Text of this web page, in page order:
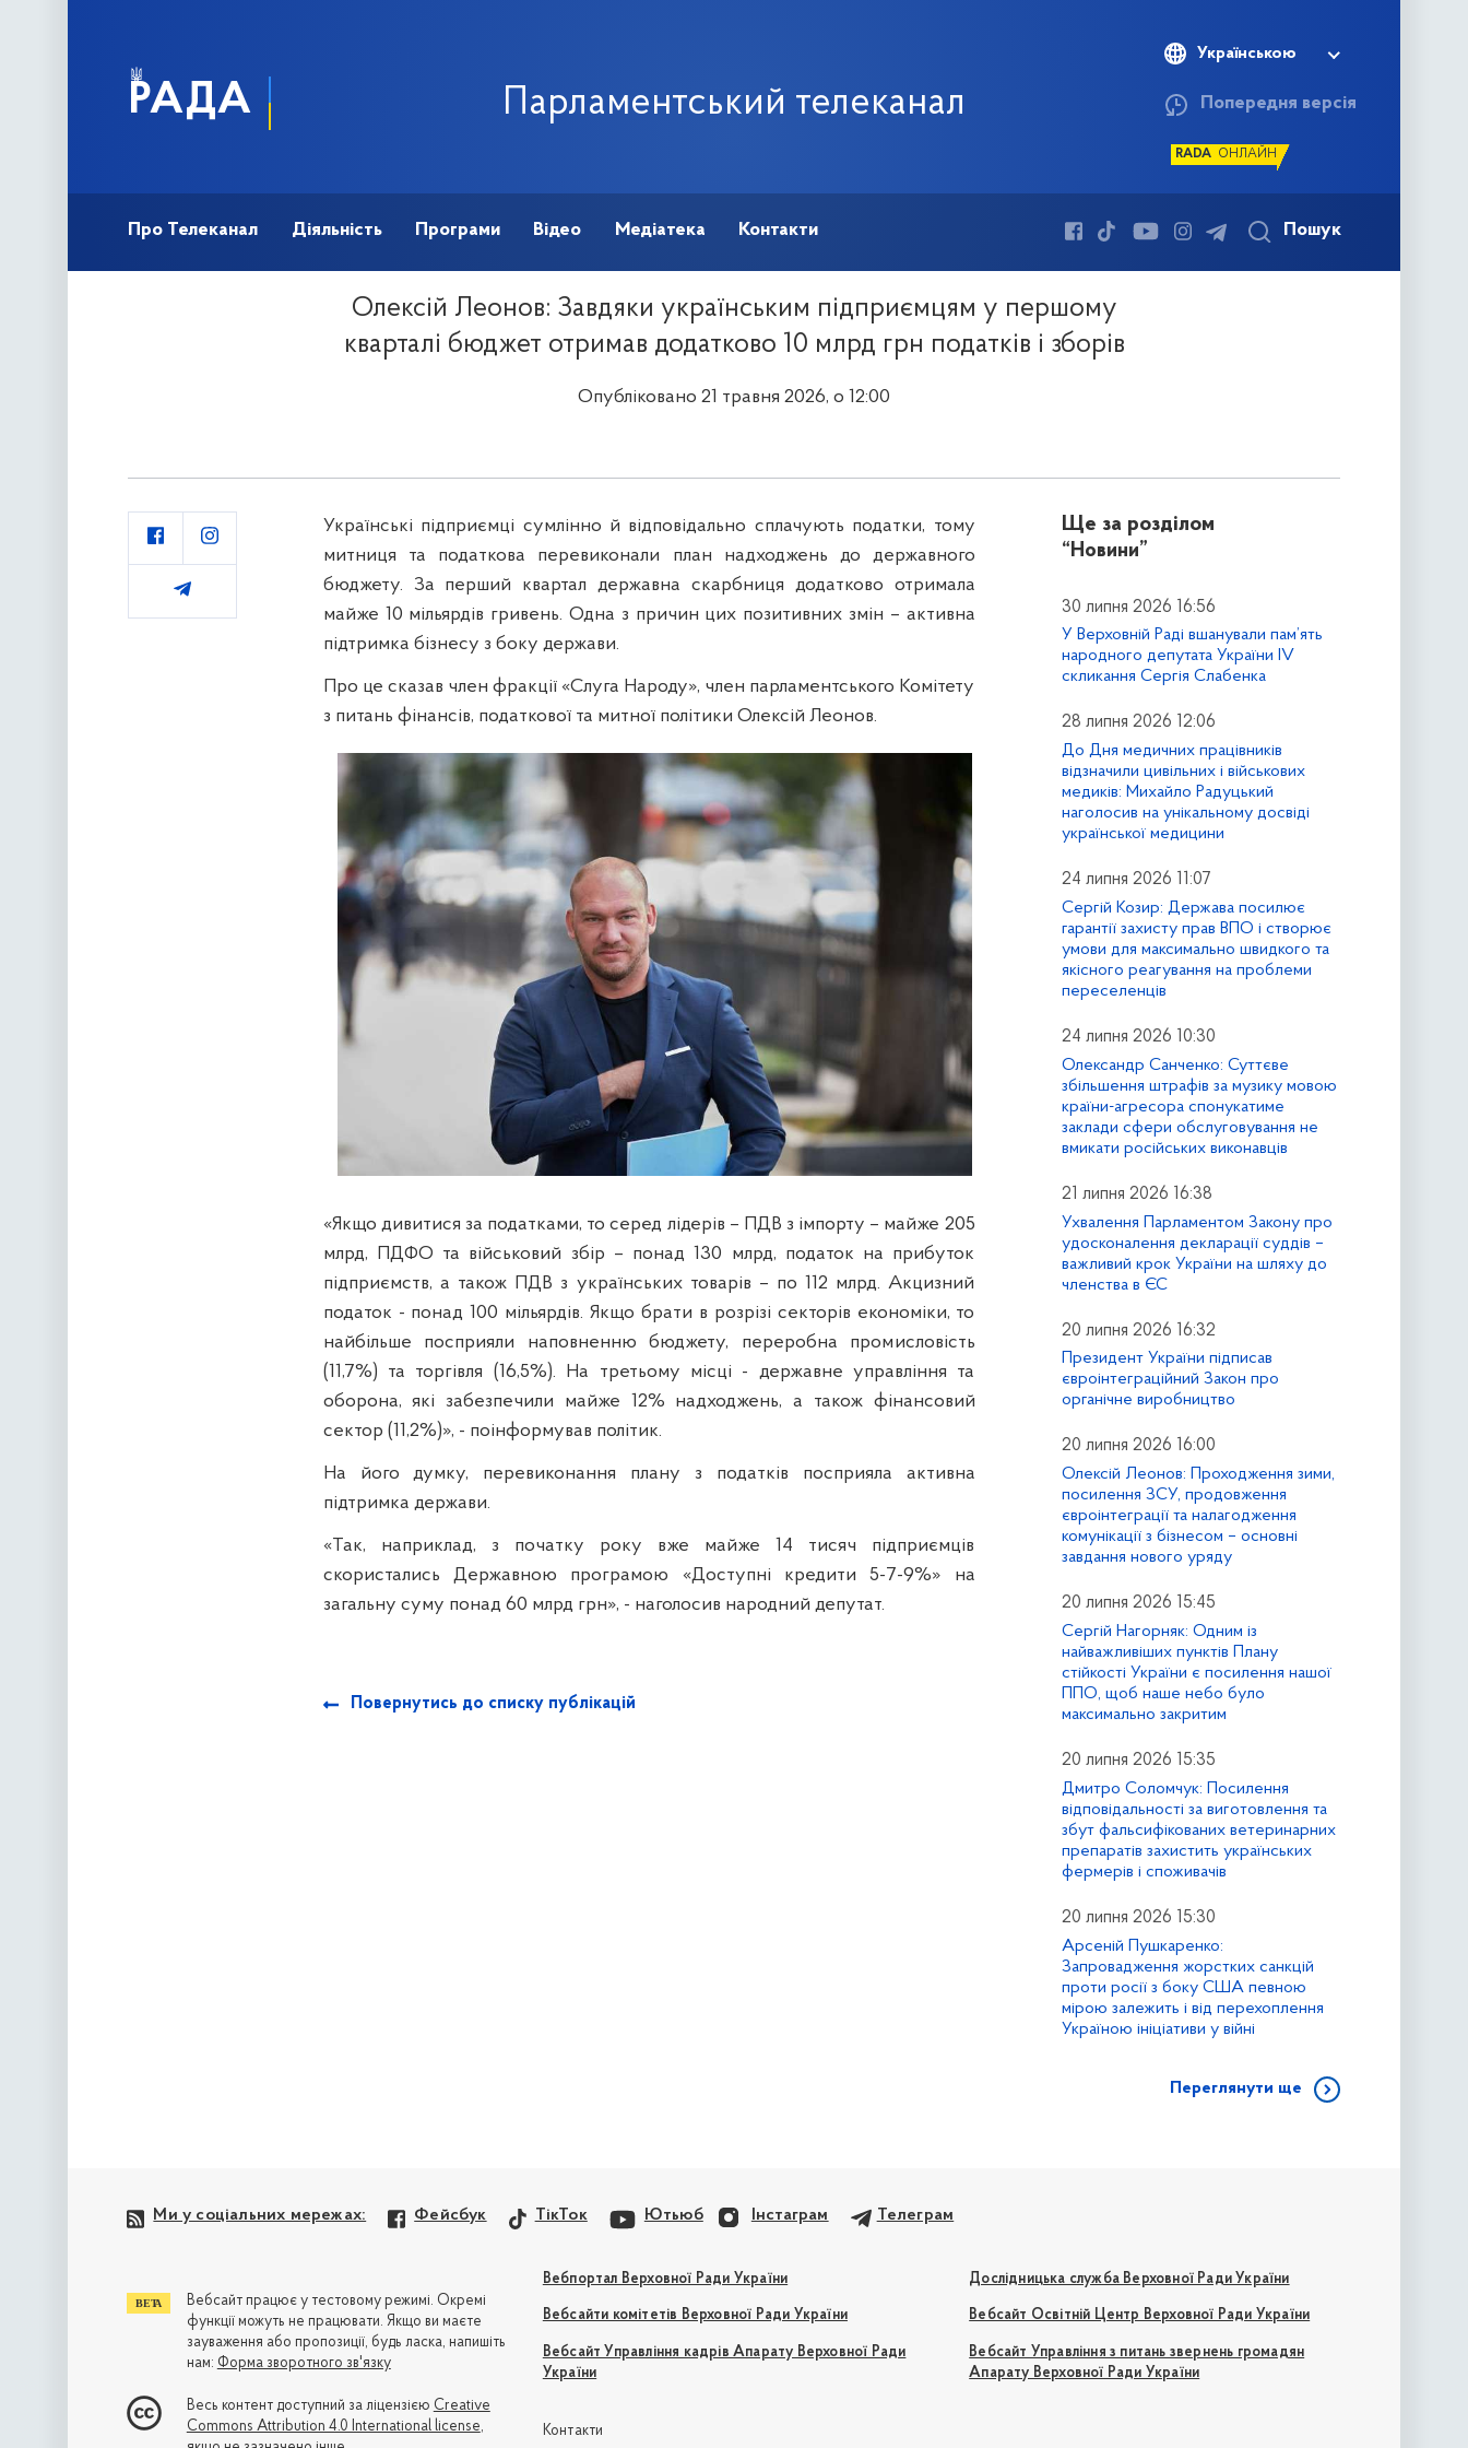
Парламентський телеканал
Про Телеканал Діяльність Програми Відео Медіатека Контакти
Українською
Попередня версія
RADA ОНЛАЙН
РАДА
Олексій Леонов: Завдяки українським підприємцям у першому
кварталі бюджет отримав додатково 10 млрд грн податків і зборів
Опубліковано 21 травня 2026, о 12:00
Українські підприємці сумлінно й відповідально сплачують податки, тому
митниця та податкова перевиконали план надходжень до державного
бюджету. За перший квартал державна скарбниця додатково отримала
майже 10 мільярдів гривень. Одна з причин цих позитивних змін – активна
підтримка бізнесу з боку держави.
Про це сказав член фракції «Слуга Народу», член парламентського Комітету
з питань фінансів, податкової та митної політики Олексій Леонов.
«Якщо дивитися за податками, то серед лідерів – ПДВ з імпорту – майже 205
млрд, ПДФО та військовий збір – понад 130 млрд, податок на прибуток
підприємств, а також ПДВ з українських товарів – по 112 млрд. Акцизний
податок - понад 100 мільярдів. Якщо брати в розрізі секторів економіки, то
найбільше посприяли наповненню бюджету, переробна промисловість
(11,7%) та торгівля (16,5%). На третьому місці - державне управління та
оборона, які забезпечили майже 12% надходжень, а також фінансовий
сектор (11,2%)», - поінформував політик.
На його думку, перевиконання плану з податків посприяла активна
підтримка держави.
«Так, наприклад, з початку року вже майже 14 тисяч підприємців
скористались Державною програмою «Доступні кредити 5-7-9%» на
загальну суму понад 60 млрд грн», - наголосив народний депутат.
Повернутись до списку публікацій
Ще за розділом
“Новини”
30 липня 2026 16:56
У Верховній Раді вшанували пам’ять
народного депутата України IV
скликання Сергія Слабенка
28 липня 2026 12:06
До Дня медичних працівників
відзначили цивільних і військових
медиків: Михайло Радуцький
наголосив на унікальному досвіді
української медицини
24 липня 2026 11:07
Сергій Козир: Держава посилює
гарантії захисту прав ВПО і створює
умови для максимально швидкого та
якісного реагування на проблеми
переселенців
24 липня 2026 10:30
Олександр Санченко: Суттєве
збільшення штрафів за музику мовою
країни-агресора спонукатиме
заклади сфери обслуговування не
вмикати російських виконавців
21 липня 2026 16:38
Ухвалення Парламентом Закону про
удосконалення декларації суддів –
важливий крок України на шляху до
членства в ЄС
20 липня 2026 16:32
Президент України підписав
євроінтеграційний Закон про
органічне виробництво
20 липня 2026 16:00
Олексій Леонов: Проходження зими,
посилення ЗСУ, продовження
євроінтеграції та налагодження
комунікації з бізнесом – основні
завдання нового уряду
20 липня 2026 15:45
Сергій Нагорняк: Одним із
найважливіших пунктів Плану
стійкості України є посилення нашої
ППО, щоб наше небо було
максимально закритим
20 липня 2026 15:35
Дмитро Соломчук: Посилення
відповідальності за виготовлення та
збут фальсифікованих ветеринарних
препаратів захистить українських
фермерів і споживачів
20 липня 2026 15:30
Арсеній Пушкаренко:
Запровадження жорстких санкцій
проти росії з боку США певною
мірою залежить і від перехоплення
Україною ініціативи у війні
Переглянути ще
Ми у соціальних мережах: Фейсбук ТікТок Ютьюб Інстаграм Телеграм
Вебпортал Верховної Ради України
Вебсайти комітетів Верховної Ради України
Вебсайт Управління кадрів Апарату Верховної Ради
України
Дослідницька служба Верховної Ради України
Вебсайт Освітній Центр Верховної Ради України
Вебсайт Управління з питань звернень громадян
Апарату Верховної Ради України
Контакти
Вебсайт працює у тестовому режимі. Окремі
функції можуть не працювати. Якщо ви маєте
зауваження або пропозиції, будь ласка, напишіть
нам: Форма зворотного зв'язку
Весь контент доступний за ліцензією Creative
Commons Attribution 4.0 International license,